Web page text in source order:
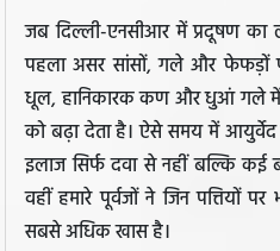
जब दिल्ली-एनसीआर में प्रदूषण
पहला असर सांसों, गले और फेफड़ों
धूल, हानिकारक कण और धुआं गले
को बढ़ा देता है। ऐसे समय में आयुर्वेद
इलाज सिर्फ दवा से नहीं बल्कि कई
वहीं हमारे पूर्वजों ने जिन पत्तियों
सबसे अधिक खास है।